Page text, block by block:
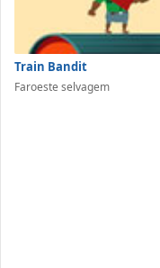
Train Bandit
Faroeste selvagem